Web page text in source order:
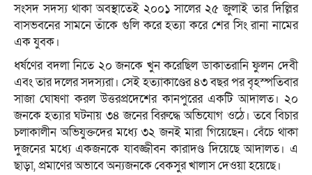
সংসদ সদস্য থাকা অবস্থাতেই ২০০১ সালের ২৫ জুলাই তার দিল্লির
বাসভবনের সামনে তাঁকে গুলি করে হত্যা করে শের সিং রানা নামের
এক যুবক।
ধর্ষণের বদলা নিতে ২০ জনকে খুন করেছিল ডাকাতরানি ফুলন দেবী
এবং তার দলের সদস্যরা। সেই হত্যাকাণ্ডের ৪৩ বছর পর বৃহস্পতিবার
সাজা ঘোষণা করল উত্তরপ্রদেশের কানপুরের একটি আদালত। ২০
জনকে হত্যার ঘটনায় ৩৪ জনের বিরুদ্ধে অভিযোগ ওঠে। তবে বিচার
চলাকালীন অভিযুক্তদের মধ্যে ৩২ জনই মারা গিয়েছেন। বেঁচে থাকা
দুজনের মধ্যে একজনকে যাবজ্জীবন কারাদণ্ড দিয়েছে আদালত। এ
ছাড়া, প্রমাণের অভাবে অন্যজনকে বেকসুর খালাস দেওয়া হয়েছে।